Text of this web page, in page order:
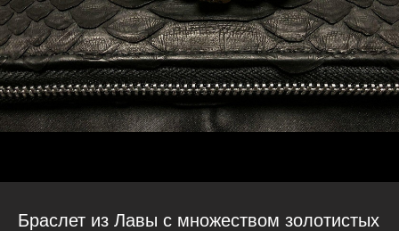
Браслет из Лавы с множеством золотистых